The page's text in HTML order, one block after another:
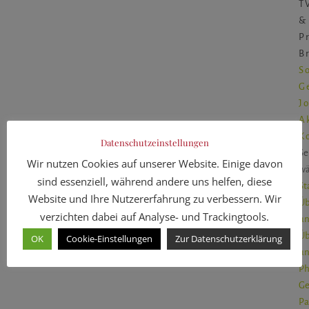
&
Datenschutzeinstellungen
Wir nutzen Cookies auf unserer Website. Einige davon
sind essenziell, während andere uns helfen, diese
Website und Ihre Nutzererfahrung zu verbessern. Wir
verzichten dabei auf Analyse- und Trackingtools.
OK Cookie-Einstellungen Zur Datenschutzerklärung